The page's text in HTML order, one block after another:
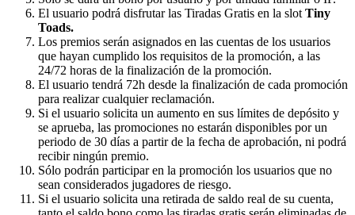
El usuario podrá disfrutar las Tiradas Gratis en la slot Tiny
Toads.
Los premios serán asignados en las cuentas de los usuarios
que hayan cumplido los requisitos de la promoción, a las
24/72 horas de la finalización de la promoción.
El usuario tendrá 72h desde la finalización de cada promoción
para realizar cualquier reclamación.
Si el usuario solicita un aumento en sus límites de depósito y
se aprueba, las promociones no estarán disponibles por un
periodo de 30 días a partir de la fecha de aprobación, ni podrá
recibir ningún premio.
Sólo podrán participar en la promoción los usuarios que no
sean considerados jugadores de riesgo.
Si el usuario solicita una retirada de saldo real de su cuenta,